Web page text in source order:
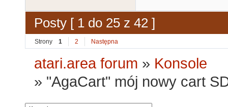
Posty [ 1 do 25 z 42 ]
Strony 1 2 Następna
atari.area forum » Konsole
» "AgaCart" mój nowy cart